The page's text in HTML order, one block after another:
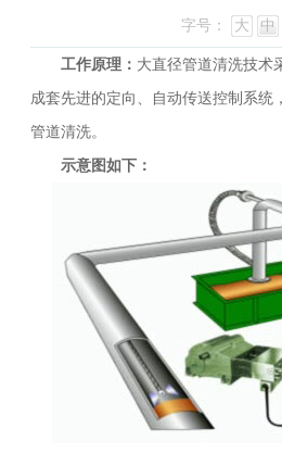
字号：
大 中
工作原理： 大直径管道清洗技术
成套先进的定向、自动传送控制系
管道清洗。
示意图如下：